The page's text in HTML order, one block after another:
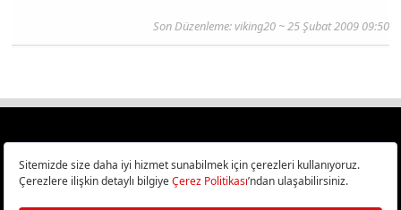
Son Düzenleme: viking20 ~ 25 Şubat 2009 09:50
Türkiye